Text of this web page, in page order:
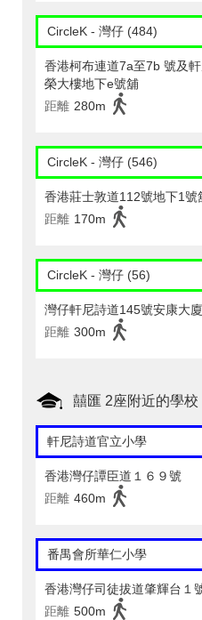
CircleK - 灣仔 (484)
香港柯布連道7a至7b 號及
榮大樓地下e號舖
距離 280m
CircleK - 灣仔 (546)
香港莊士敦道112號地下1號
距離 170m
CircleK - 灣仔 (56)
灣仔軒尼詩道145號安康大
距離 300m
囍匯 2座附近的學校
軒尼詩道官立小學
香港灣仔譚臣道１６９號
距離 460m
番禺會所華仁小學
香港灣仔司徒拔道肇輝台１
距離 500m